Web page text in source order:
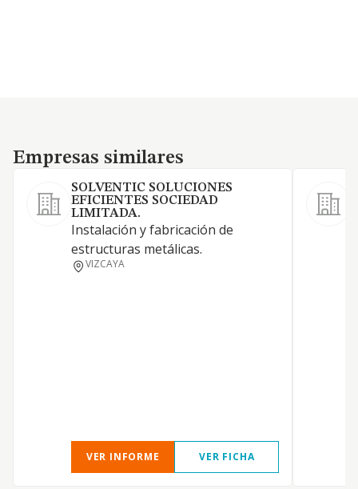
Empresas similares
Empresas similares
SOLVENTIC SOLUCIONES
EFICIENTES SOCIEDAD
LIMITADA.
Instalación y fabricación de
estructuras metálicas.
VIZCAYA
VER INFORME VER FICHA